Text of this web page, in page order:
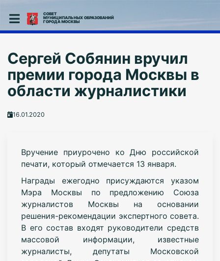
СОВЕТ
МУНИЦИПАЛЬНЫХ ОБРАЗОВАНИЙ
ГОРОДА МОСКВЫ
Сергей Собянин вручил
премии города Москвы в
области журналистики
16.01.2020
Вручение приурочено ко Дню российской
печати, который отмечается 13 января.
Награды ежегодно присуждаются указом
Мэра Москвы по предложению Союза
журналистов Москвы на основании
решения-рекомендации экспертного совета.
В его состав входят руководители средств
массовой информации, известные
журналисты, депутаты Московской